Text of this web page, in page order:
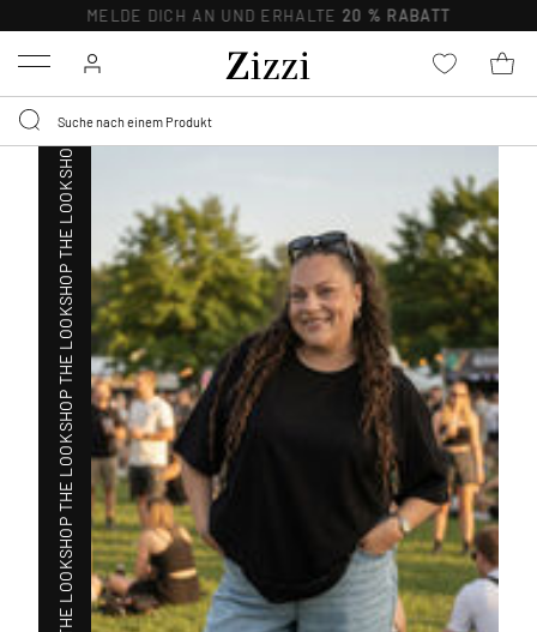
MELDE DICH AN UND ERHALTE 20 % RABATT
MenuSHOP THE LOOK
SHOP THE LOOK
SHOP THE LOOK
SHOP THE LOOK